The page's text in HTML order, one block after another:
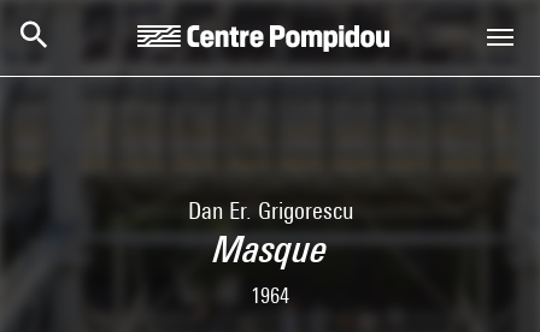
Dan Er. Grigorescu
Masque
1964